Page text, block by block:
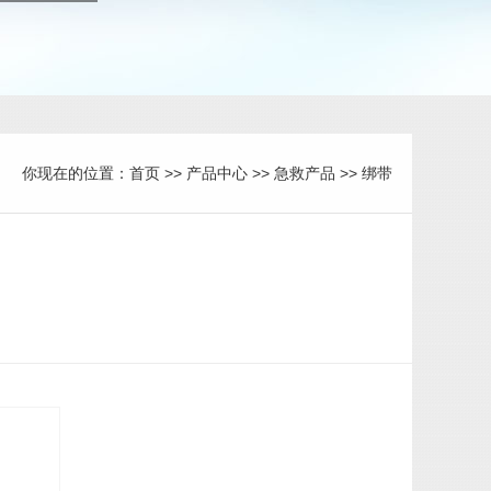
你现在的位置： 首页>> 产品中心>> 急救产品 >> 绑带